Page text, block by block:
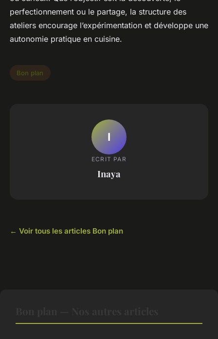
perfectionnement ou le partage, la structure des
ateliers encourage l’expérimentation et développe une
autonomie pratique en cuisine.
Bon plan
I
ECRIT PAR
Inaya
← Voir tous les articles Bon plan